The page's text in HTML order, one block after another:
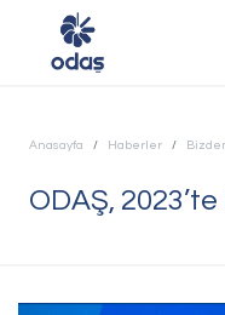
Kurumsal
Anasayfa Haberler
ODAŞ,